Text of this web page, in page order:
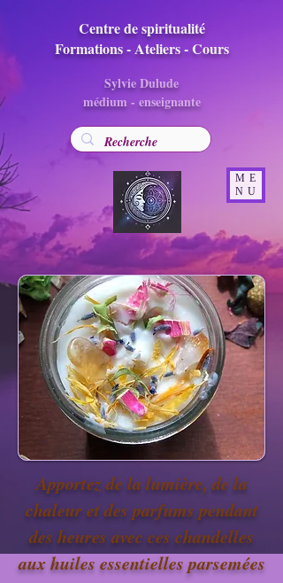
Centre de spiritualité
Formations - Ateliers - Cours
Sylvie Dulude
médium - enseignante
ME
NU
Apportez de la lumière, de la
chaleur et des parfums pendant
des heures avec ces chandelles
aux huiles essentielles parsemées